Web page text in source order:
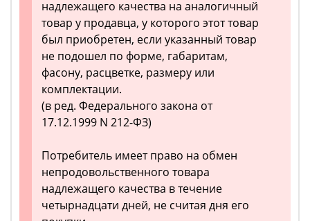
надлежащего качества на аналогичный
товар у продавца, у которого этот товар
был приобретен, если указанный товар
не подошел по форме, габаритам,
фасону, расцветке, размеру или
комплектации.
(в ред. Федерального закона от
17.12.1999 N 212-ФЗ)
Потребитель имеет право на обмен
непродовольственного товара
надлежащего качества в течение
четырнадцати дней, не считая дня его